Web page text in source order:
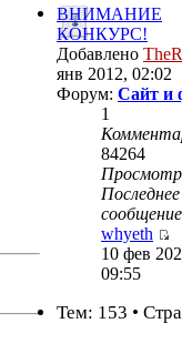
ВНИМАНИЕ
КОНКУРС!
Добавлено
янв 2012, 02:02
Форум: Сайт и
1
84264
Последнее
сообщение
whyeth
10 фев
09:55
Тем: 153 •